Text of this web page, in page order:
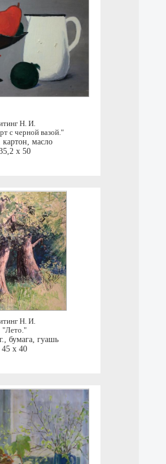
Н. И.
с черной вазой."
картон, масло
x 50
Н. И.
"Лето."
, бумага, гуашь
45 x 40